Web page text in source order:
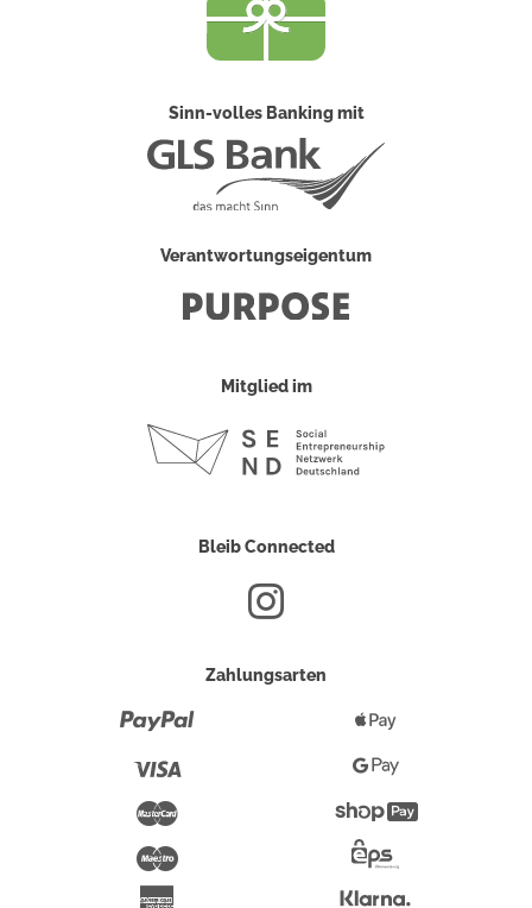
Sinn-volles Banking mit
Verantwortungseigentum
Mitglied im
Bleib Connected
Zahlungsarten
Maestro
Pay
Google
Pay
Überweisung